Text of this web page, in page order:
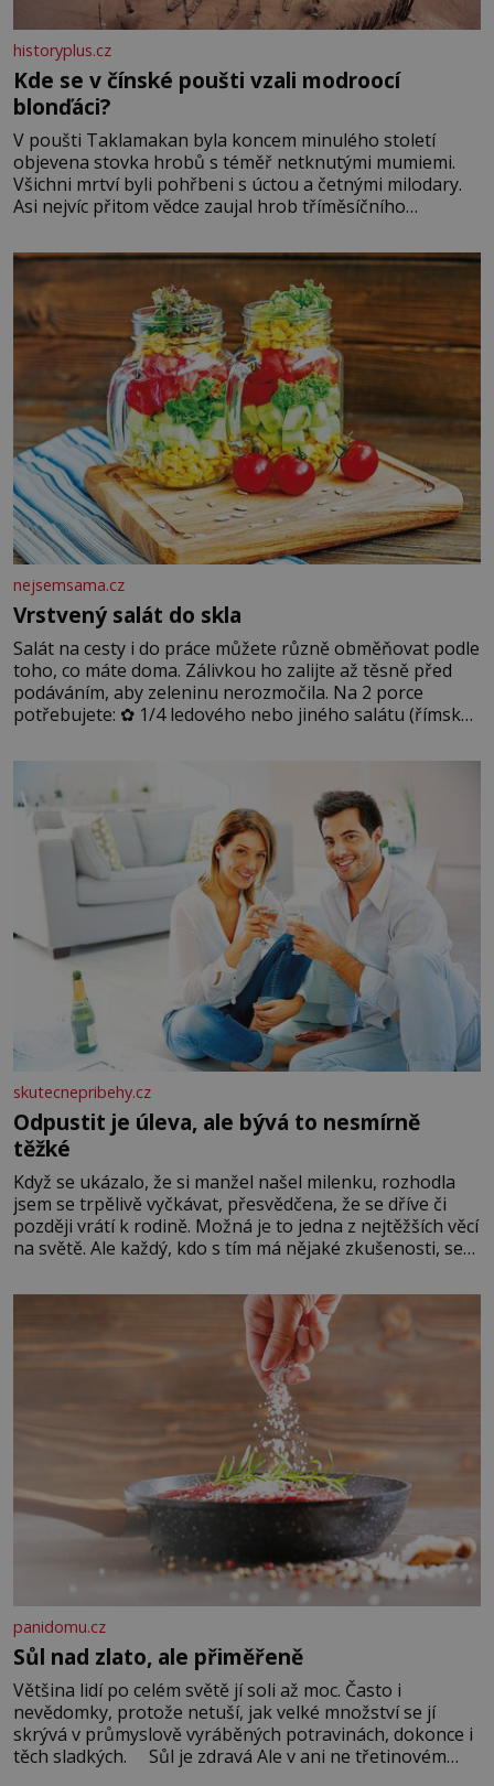
historyplus.cz
Kde se v čínské poušti vzali modroocí
blonďáci?
V poušti Taklamakan byla koncem minulého století
objevena stovka hrobů s téměř netknutými mumiemi.
Všichni mrtví byli pohřbeni s úctou a četnými milodary.
Asi nejvíc přitom vědce zaujal hrob tříměsíčního
blonďaté vlásky. Fakt, že jsou těla dávných lidí nesmírně
dobře zachovalá, přičítají odborníci zdejším klimatickým
podmínkám. Sucho, prosolené písky a extrémně
nejsemsama.cz
Vrstvený salát do skla
Salát na cesty i do práce můžete různě obměňovat podle
toho, co máte doma. Zálivkou ho zalijte až těsně před
podáváním, aby zeleninu nerozmočila. Na 2 porce
potřebujete: ✿ 1/4 ledového nebo jiného salátu (římský
okurky ✿ 2 rajčata Zálivka: ✿ 4 lžíce olivového oleje ✿ 1
lžíci citronové šťávy ✿ ½ stroužku
skutecnepribehy.cz
Odpustit je úleva, ale bývá to nesmírně
těžké
Když se ukázalo, že si manžel našel milenku, rozhodla
jsem se trpělivě vyčkávat, přesvědčena, že se dříve či
později vrátí k rodině. Možná je to jedna z nejtěžších věcí
na světě. Ale každý, kdo s tím má nějaké zkušenosti, se
Když se ke mně doneslo, že si manžel pořídil milenku,
panidomu.cz
Sůl nad zlato, ale přiměřeně
Většina lidí po celém světě jí soli až moc. Často i
nevědomky, protože netuší, jak velké množství se jí
skrývá v průmyslově vyráběných potravinách, dokonce i
těch sladkých. Sůl je zdravá Ale v ani ne třetinovém